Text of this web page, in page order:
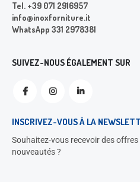
Tel. +39 071 2916957
info@inoxforniture.it
WhatsApp 331 2978381
SUIVEZ-NOUS ÉGALEMENT SUR
INSCRIVEZ-VOUS À LA
Souhaitez-vous recevoir des
nouveautés ?